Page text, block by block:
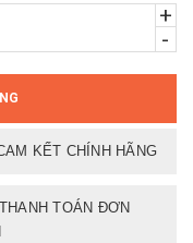
+
-
KẾT CHÍNH HÃNG
THANH TOÁN ĐƠN